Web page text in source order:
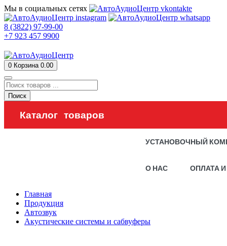
Мы в социальных сетях
8 (3822) 97-99-00
+7 923 457 9900
0 Корзина 0.00
Поиск
Каталог товаров
УСТАНОВОЧНЫЙ
О НАС ОПЛАТА
Главная
Продукция
Автозвук
Акустические системы и сабвуферы